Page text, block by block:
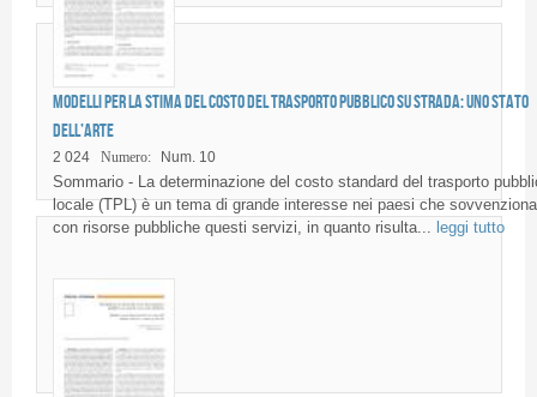
Modelli per la stima del costo del trasporto pubblico su strada: uno stato
dell’arte
2 024 Numero: Num. 10
Sommario - La determinazione del costo standard del trasporto
locale (TPL) è un tema di grande interesse nei paesi che
con risorse pubbliche questi servizi, in quanto risulta... leggi tutto